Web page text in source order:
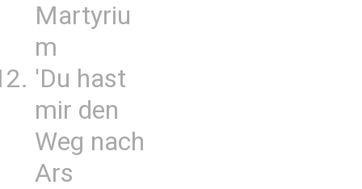
Martyriu
m
'Du hast
mir den
Weg nach
Ars